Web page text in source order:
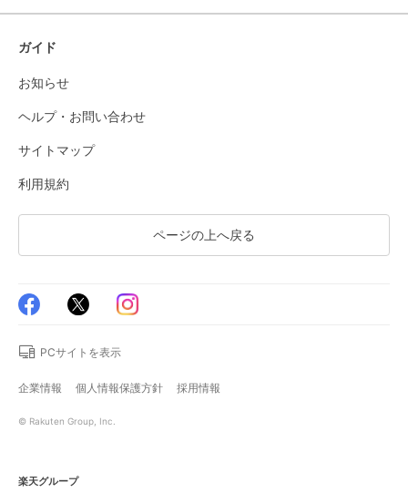
ガイド
お知らせ
ヘルプ・お問い合わせ
サイトマップ
利用規約
ページの上へ戻る
PCサイトを表示
企業情報 個人情報保護方針 採用情報
© Rakuten Group, Inc.
楽天グループ